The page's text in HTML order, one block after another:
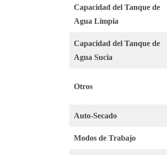
Capacidad del Tanque de
Agua Limpia
Capacidad del Tanque de
Agua Sucia
Otros
Auto-Secado
Modos de Trabajo